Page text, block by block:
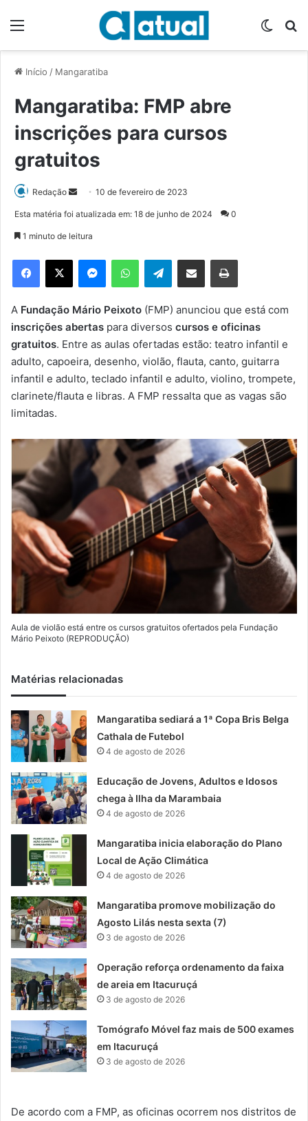
Início / Mangaratiba
Mangaratiba: FMP abre
inscrições para cursos
gratuitos
Redação
d
e
m
e
-
m
a
i
10 de fevereiro de 2023
Esta matéria foi atualizada em: 18 de junho de 2024 0
1 minuto de leitura
Telegram
A Fundação Mário Peixoto (FMP) anunciou que está com
inscrições abertas para diversos cursos e oficinas
gratuitos. Entre as aulas ofertadas estão: teatro infantil e
adulto, capoeira, desenho, violão, flauta, canto, guitarra
infantil e adulto, teclado infantil e adulto, violino, trompete,
clarinete/flauta e libras. A FMP ressalta que as vagas são
limitadas.
Aula de violão está entre os cursos gratuitos ofertados pela Fundação
Mário Peixoto (REPRODUÇÃO)
Matérias relacionadas
Mangaratiba sediará a 1ª Copa Bris Belga
Cathala de Futebol
4 de agosto de 2026
Educação de Jovens, Adultos e Idosos
chega à Ilha da Marambaia
4 de agosto de 2026
Mangaratiba inicia elaboração do Plano
Local de Ação Climática
4 de agosto de 2026
Mangaratiba promove mobilização do
Agosto Lilás nesta sexta (7)
3 de agosto de 2026
Operação reforça ordenamento da faixa
de areia em Itacuruçá
3 de agosto de 2026
Tomógrafo Móvel faz mais de 500 exames
em Itacuruçá
3 de agosto de 2026
De acordo com a FMP, as oficinas ocorrem nos distritos de